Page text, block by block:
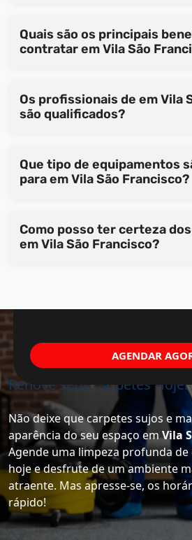
Quais são os principais
contratar em Vila São
Os profissionais de em Vila São Francisco
são qualificados?
Que tipo de equipamentos
para em Vila São Francisco?
Como posso ter certeza
em Vila São Francisco?
Renove seus Carpetes Hoje!
Não deixe que carpetes sujos e
aparência do seu espaço emVila
Agende uma limpeza profunda
hoje e desfrute de um ambiente
atraente. Mas apresse-se, os
rápido!
AGENDAR